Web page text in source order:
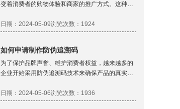
变着消费者的购物体验和商家的推广方式。这种营
方式迅速扩大产品市场份额，我们做行业的领先
者，每天都有好多客户需要通过扫码营销提升产品
日期：2024-05-09浏览次数：1924
如何申请制作防伪追溯码
为了保护品牌声誉、维护消费者权益，越来越多的
企业开始采用防伪追溯码技术来确保产品的真实性
伪追溯码，帮助企业构建起一道坚固的防伪防线，
制作防伪追溯码通常需要通过专业的防伪公司进
日期：2024-05-06浏览次数：1936